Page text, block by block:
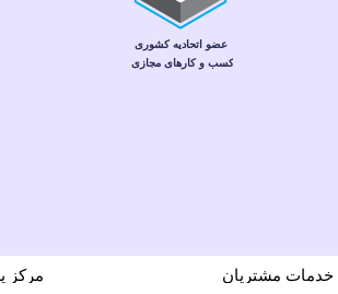
خدمات مشتریان مرکز